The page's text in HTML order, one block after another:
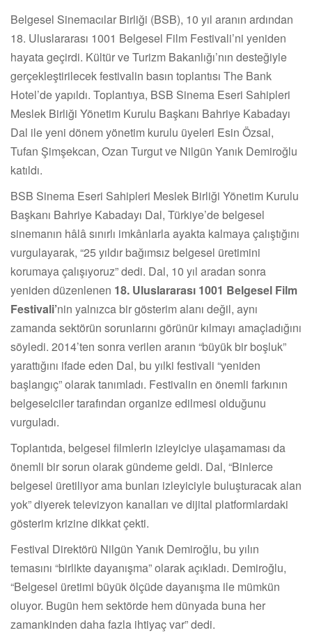
Belgesel Sinemacılar Birliği (BSB), 10 yıl aranın ardından
18. Uluslararası 1001 Belgesel Film Festivali’ni yeniden
hayata geçirdi. Kültür ve Turizm Bakanlığı’nın desteğiyle
gerçekleştirilecek festivalin basın toplantısı The Bank
Hotel’de yapıldı. Toplantıya, BSB Sinema Eseri Sahipleri
Meslek Birliği Yönetim Kurulu Başkanı Bahriye Kabadayı
Dal ile yeni dönem yönetim kurulu üyeleri Esin Özsal,
Tufan Şimşekcan, Ozan Turgut ve Nilgün Yanık Demiroğlu
katıldı.
BSB Sinema Eseri Sahipleri Meslek Birliği Yönetim Kurulu
Başkanı Bahriye Kabadayı Dal, Türkiye’de belgesel
sinemanın hâlâ sınırlı imkânlarla ayakta kalmaya çalıştığını
vurgulayarak, “25 yıldır bağımsız belgesel üretimini
korumaya çalışıyoruz” dedi. Dal, 10 yıl aradan sonra
yeniden düzenlenen 18. Uluslararası 1001 Belgesel Film
Festivali’nin yalnızca bir gösterim alanı değil, aynı
zamanda sektörün sorunlarını görünür kılmayı amaçladığını
söyledi. 2014’ten sonra verilen aranın “büyük bir boşluk”
yarattığını ifade eden Dal, bu yılki festivali “yeniden
başlangıç” olarak tanımladı. Festivalin en önemli farkının
belgeselciler tarafından organize edilmesi olduğunu
vurguladı.
Toplantıda, belgesel filmlerin izleyiciye ulaşamaması da
önemli bir sorun olarak gündeme geldi. Dal, “Binlerce
belgesel üretiliyor ama bunları izleyiciyle buluşturacak alan
yok” diyerek televizyon kanalları ve dijital platformlardaki
gösterim krizine dikkat çekti.
Festival Direktörü Nilgün Yanık Demiroğlu, bu yılın
temasını “birlikte dayanışma” olarak açıkladı. Demiroğlu,
“Belgesel üretimi büyük ölçüde dayanışma ile mümkün
oluyor. Bugün hem sektörde hem dünyada buna her
zamankinden daha fazla ihtiyaç var” dedi.